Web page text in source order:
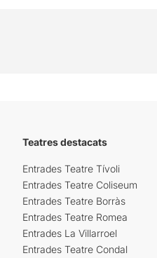
Teatres destacats
Entrades Teatre Tívoli
Entrades Teatre Coliseum
Entrades Teatre Borràs
Entrades Teatre Romea
Entrades La Villarroel
Entrades Teatre Condal